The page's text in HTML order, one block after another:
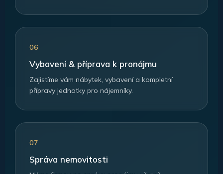
06
Vybavení & příprava k pronájmu
Zajistíme vám nábytek, vybavení a kompletní
přípravy jednotky pro nájemníky.
07
Správa nemovitosti